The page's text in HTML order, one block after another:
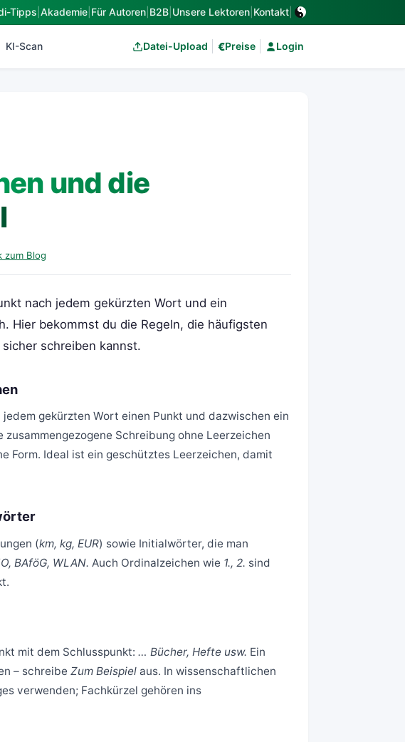
Tipps Akademie Für Autoren B2B Unsere Lektoren Kontakt
KI-Scan Datei-Upload €Preise Login
und die
zum Blog
nach jedem gekürzten Wort und ein
Hier bekommst du die Regeln, die häufigsten
schreiben kannst.
gekürzten Wort einen Punkt und dazwischen ein
zusammengezogene Schreibung ohne Leerzeichen
Form. Ideal ist ein geschütztes Leerzeichen, damit
(km, kg, EUR) sowie Initialwörter, die man
BAföG, WLAN. Auch Ordinalzeichen wie 1., 2. sind
mit dem Schlusspunkt: … Bücher, Hefte usw. Ein
– schreibe Zum Beispielaus. In wissenschaftlichen
verwenden; Fachkürzel gehören ins